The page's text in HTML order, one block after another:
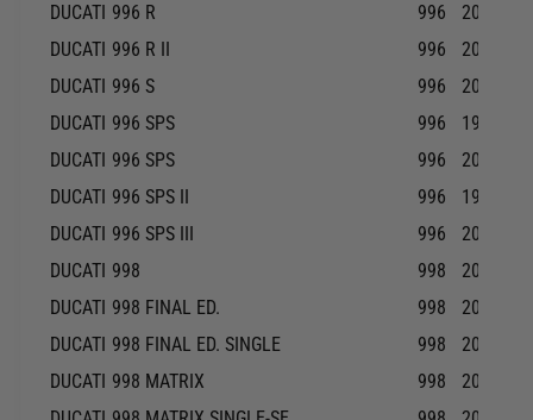
DUCATI 996 R 996
2001-
DUCATI 996 R II 996
2001-
DUCATI 996 S 996
2001-
DUCATI 996 SPS 996
1999-
DUCATI 996 SPS 996
2000-
DUCATI 996 SPS II 996
1999-
DUCATI 996 SPS III 996
2000-
DUCATI 998 998
2002-
DUCATI 998 FINAL ED. 998
2004-
DUCATI 998 FINAL ED. SINGLE 998
2004-
DUCATI 998 MATRIX 998
2004-